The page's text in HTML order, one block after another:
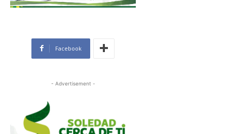
Facebook
- Advertisement -